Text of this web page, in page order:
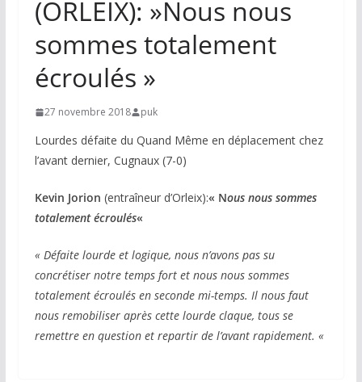
(ORLEIX): »Nous nous
sommes totalement
écroulés »
27 novembre 2018 puk
Lourdes défaite du Quand Même en déplacement chez
l’avant dernier, Cugnaux (7-0)
Kevin Jorion (entraîneur d’Orleix):« Nous nous sommes
totalement écroulés«
« Défaite lourde et logique, nous n’avons pas su
concrétiser notre temps fort et nous nous sommes
totalement écroulés en seconde mi-temps. Il nous faut
nous remobiliser après cette lourde claque, tous se
remettre en question et repartir de l’avant rapidement. «